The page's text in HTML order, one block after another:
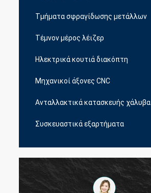
Τμήματα σφραγίδωσης μετάλλων
Τέμνον μέρος λέιζερ
Ηλεκτρικά κουτιά διακόπτη
Μηχανικοί άξονες CNC
Ανταλλακτικά κατασκευής χάλυβα
Συσκευαστικά εξαρτήματα